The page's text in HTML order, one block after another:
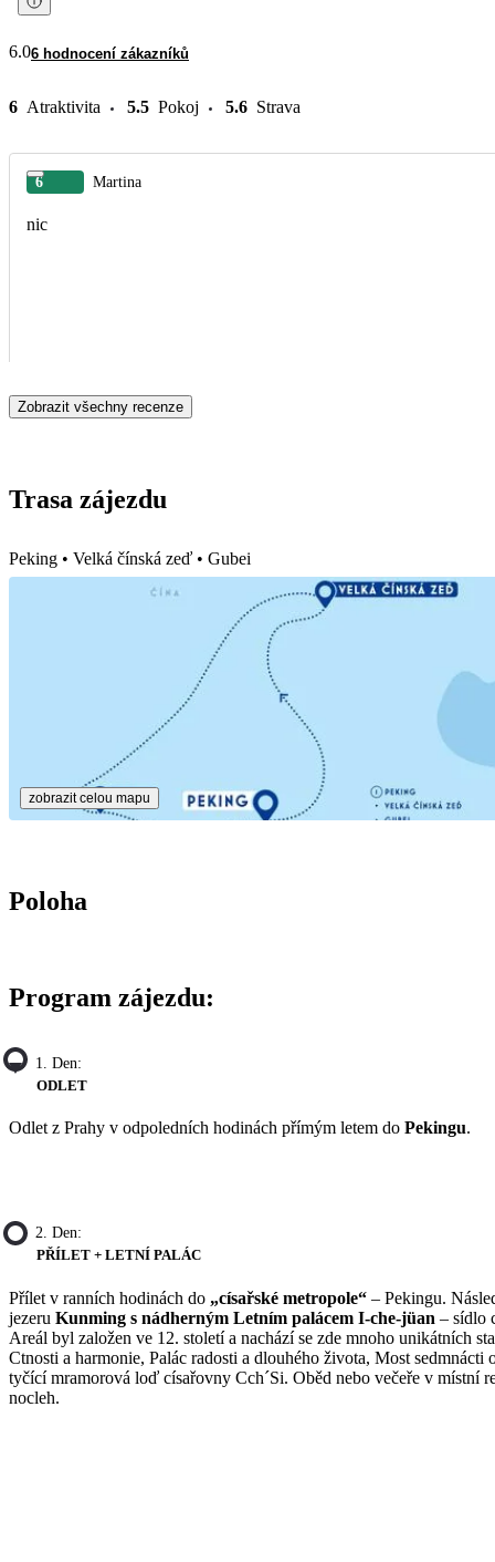
6.06 hodnocení zákazníků
6 Atraktivita 5.5 Pokoj 5.6 Strava
6 Martina
nic
Zobrazit všechny recenze
Trasa zájezdu
Peking • Velká čínská zeď • Gubei
zobrazit celou mapu
Poloha
Program zájezdu:
1. Den:
ODLET
Odlet z Prahy v odpoledních hodinách přímým letem do Pekingu.
2. Den:
PŘÍLET + LETNÍ PALÁC
Přílet v ranních hodinách do „císařské metropole“ – Pekingu.
jezeru Kunming s nádherným Letním palácem I-che-jüan – sídlo
Areál byl založen ve 12. století a nachází se zde mnoho unikátních
Ctnosti a harmonie, Palác radosti a dlouhého života, Most sedmnácti
tyčící mramorová loď císařovny Cch´Si. Oběd nebo večeře v místní
nocleh.